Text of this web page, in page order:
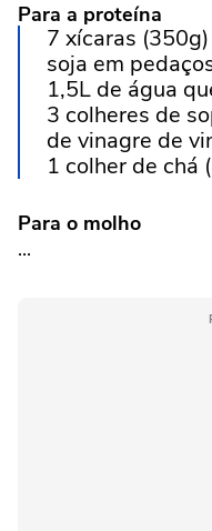
Para a proteína
7 xícaras
soja em
1,5L de água
3 colheres de
de vinagre de
1 colher de chá
Para o molho
...